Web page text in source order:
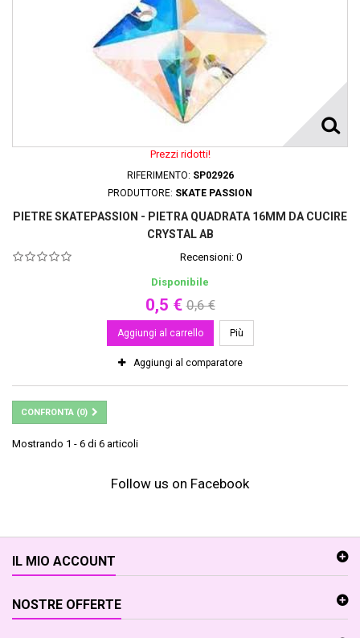
Prezzi ridotti!
RIFERIMENTO: SP02926
PRODUTTORE: SKATE PASSION
PIETRE SKATEPASSION - PIETRA QUADRATA 16MM DA CUCIRE
CRYSTAL AB
Recensioni: 0
Disponibile
0,5 € 0,6 €
Aggiungi al carrello Più
Aggiungi al comparatore
CONFRONTA (0)
Mostrando 1 - 6 di 6 articoli
Follow us on Facebook
IL MIO ACCOUNT
NOSTRE OFFERTE